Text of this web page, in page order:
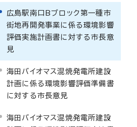
広島駅南口Bブロック第一種市
街地再開発事業に係る環境影響
評価実施計画書に対する市長意
見
海田バイオマス混焼発電所建設
計画に係る環境影響評価準備書
に対する市長意見
海田バイオマス混焼発電所建設